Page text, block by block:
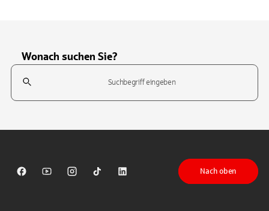
Wonach suchen Sie?
Suchfeld
Sparkasse auf Facebook
Sparkasse auf Youtube
Sparkasse auf Instagram
Sparkasse auf TikTok
Sparkasse auf LinkedIn
Nach oben